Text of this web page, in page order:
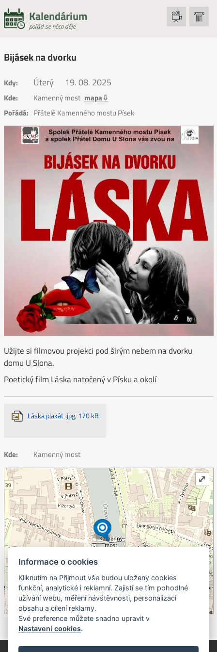
Kalendárium
pořád se něco děje
Bijásek na dvorku
Kdy: Úterý 19. 08. 2025
Kde: Kamenný most mapa⇩
Pořádá: Přátelé Kamenného mostu Písek
Užijte si filmovou projekci pod širým nebem na dvorku
domu U Slona.
Poetický film Láska natočený v Písku a okolí
Láska plakát .jpg, 170 kB
Kde: Kamenný most
©OpenStreetMapcontributors.
⤢
© Píseckem / Kalendárium (Změna programu vyhrazena!) (Cookies)
Informace o cookies
Kliknutím na Přijmout vše budou uloženy cookies
funkční, analytické i reklamní. Zajistí se tím pohodlné
užívání webu, měření návštěvnosti, personalizaci
obsahu a cílení reklamy.
Své preference můžete snadno upravit v
Nastavení cookies.